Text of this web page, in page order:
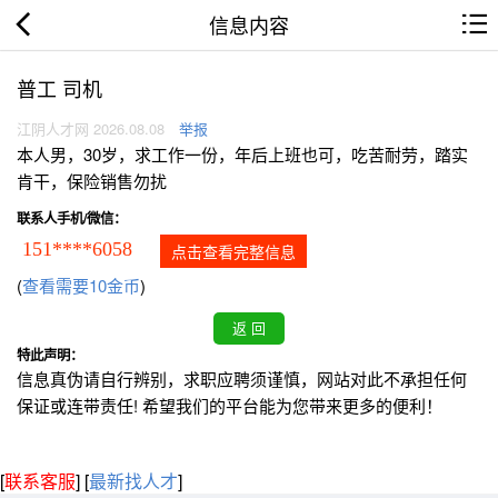
信息内容
普工 司机
江阴人才网 2026.08.08 举报
本人男，30岁，求工作一份，年后上班也可，吃苦耐劳，踏实
肯干，保险销售勿扰
联系人手机/微信：
151****6058 点击查看完整信息
(查看需要10金币)
特此声明：
信息真伪请自行辨别，求职应聘须谨慎，网站对此不承担任何
保证或连带责任! 希望我们的平台能为您带来更多的便利！
[联系客服] [最新找人才]